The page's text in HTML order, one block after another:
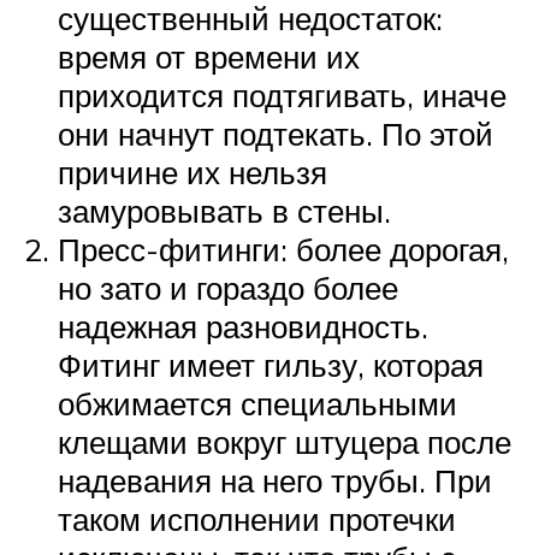
существенный недостаток:
время от времени их
приходится подтягивать, иначе
они начнут подтекать. По этой
причине их нельзя
замуровывать в стены.
Пресс-фитинги: более дорогая,
но зато и гораздо более
надежная разновидность.
Фитинг имеет гильзу, которая
обжимается специальными
клещами вокруг штуцера после
надевания на него трубы. При
таком исполнении протечки